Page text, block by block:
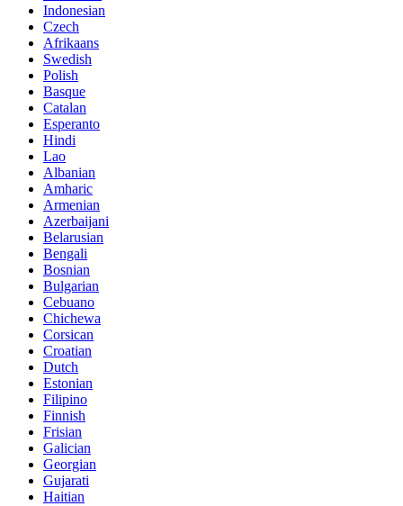
Indonesian
Czech
Afrikaans
Swedish
Polish
Basque
Catalan
Esperanto
Hindi
Lao
Albanian
Amharic
Armenian
Azerbaijani
Belarusian
Bengali
Bosnian
Bulgarian
Cebuano
Chichewa
Corsican
Croatian
Dutch
Estonian
Filipino
Finnish
Frisian
Galician
Georgian
Gujarati
Haitian